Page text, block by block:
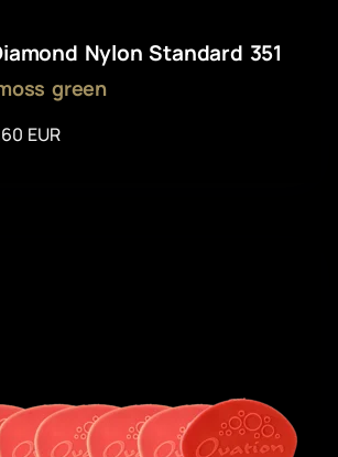
Nylon Standard 351
green
EUR